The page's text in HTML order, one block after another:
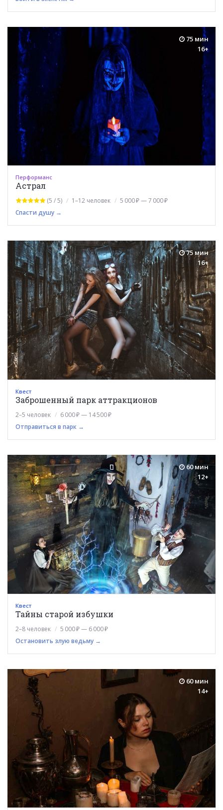
75 мин
16+
Перформанс
Астрал
(5 / 5) 1–12 человек
5 000 ₽ — 7 000 ₽
Спасти душу →
75 мин
16+
Квест
Заброшенный парк аттракционов
2–5 человек
6 000 ₽ — 14 500 ₽
Отправиться в парк →
60 мин
12+
Квест
Тайны старой избушки
2–8 человек
5 000 ₽ — 6 000 ₽
Остановить злую ведьму →
60 мин
14+